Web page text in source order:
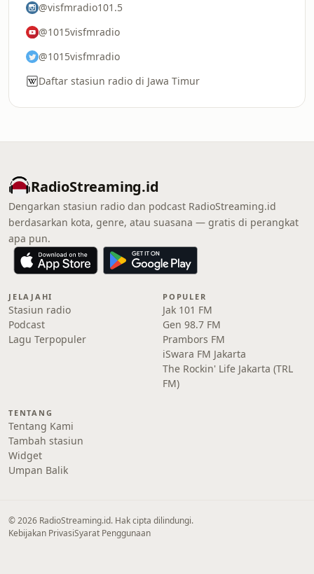
@visfmradio101.5
@1015visfmradio
@1015visfmradio
Daftar stasiun radio di Jawa Timur
RadioStreaming.id
Dengarkan stasiun radio dan podcast RadioStreaming.id
berdasarkan kota, genre, atau suasana — gratis di perangkat
apa pun.
JELAJAHI
Stasiun radio
Podcast
Lagu Terpopuler
POPULER
Jak 101 FM
Gen 98.7 FM
Prambors FM
iSwara FM Jakarta
The Rockin' Life Jakarta (TRL
FM)
TENTANG
Tentang Kami
Tambah stasiun
Widget
Umpan Balik
© 2026 RadioStreaming.id. Hak cipta dilindungi.
Kebijakan PrivasiSyarat Penggunaan